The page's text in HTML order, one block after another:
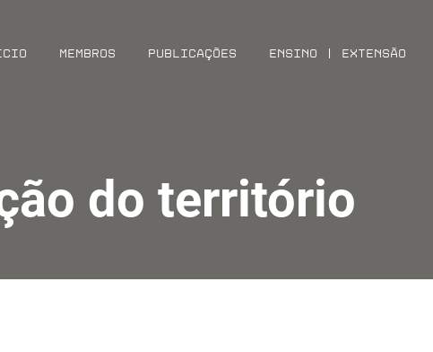
Membros Publicações Ensino | Extensão
do território